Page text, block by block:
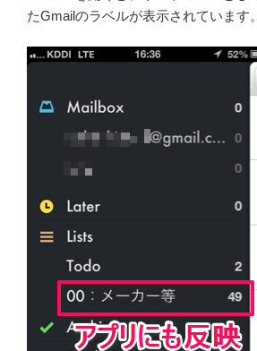
たGmailのラベルが表示されています。